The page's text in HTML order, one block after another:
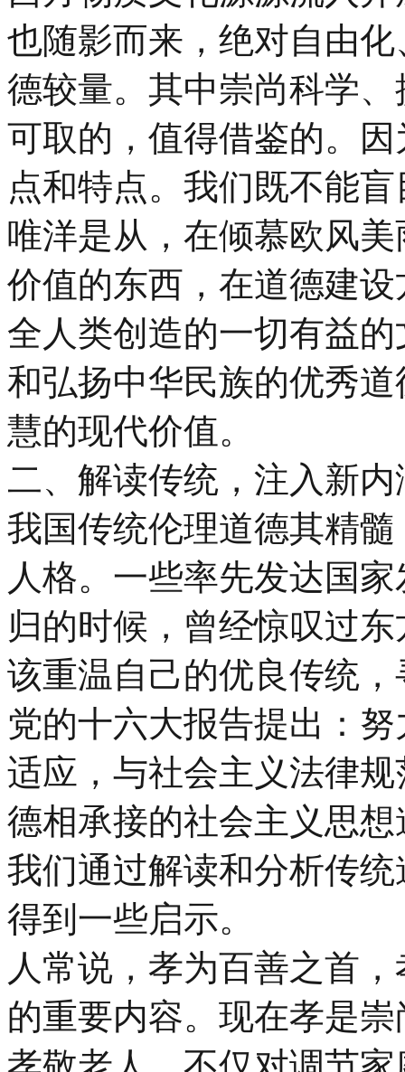
也随影而来，绝对自由
德较量。其中崇尚科学
可取的，值得借鉴的。
点和特点。我们既不能
唯洋是从，在倾慕欧风
价值的东西，在道德建
全人类创造的一切有益
和弘扬中华民族的优秀
慧的现代价值。
二、解读传统，注入新
我国传统伦理道德其精
人格。一些率先发达国
归的时候，曾经惊叹过
该重温自己的优良传统
党的十六大报告提出：
适应，与社会主义法律
德相承接的社会主义思
我们通过解读和分析传
得到一些启示。
人常说，孝为百善之首
的重要内容。现在孝是